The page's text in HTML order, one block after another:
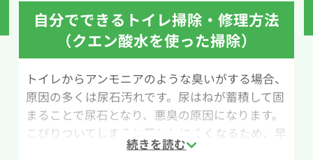
自分でできるトイレ掃除・修理方法
（クエン酸水を使った掃除）
トイレからアンモニアのような臭いがする場合、
原因の多くは尿石汚れです。尿はねが蓄積して固
まることで尿石となり、悪臭の原因になります。
こびりついてしまうと落としにくくなるため、早
めの掃除と定期的なメンテナンスが大切です。こ